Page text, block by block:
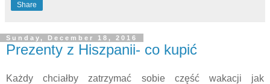
Share
Sunday, December 18, 2016
Prezenty z Hiszpanii- co kupić
Każdy chciałby zatrzymać sobie część wakacji jak